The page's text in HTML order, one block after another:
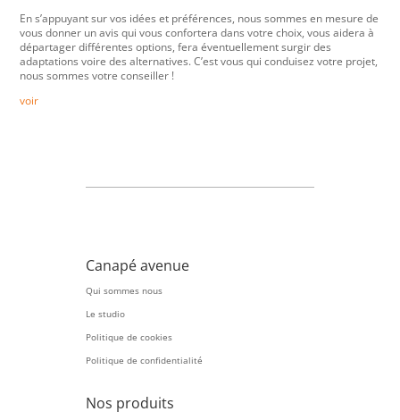
En s’appuyant sur vos idées et préférences, nous sommes en mesure de
vous donner un avis qui vous confortera dans votre choix, vous aidera à
départager différentes options, fera éventuellement surgir des
adaptations voire des alternatives. C’est vous qui conduisez votre projet,
nous sommes votre conseiller !
voir
Canapé avenue
Qui sommes nous
Le studio
Politique de cookies
Politique de confidentialité
Nos produits